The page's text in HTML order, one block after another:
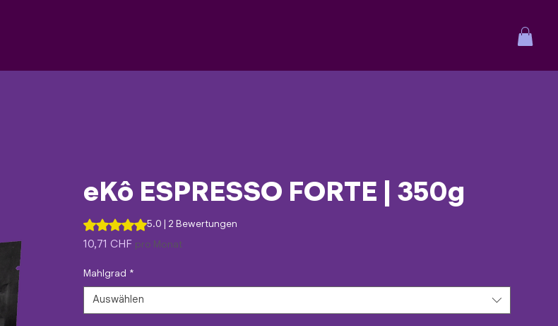
eKô ESPRESSO FORTE | 350g
Das Rating beträgt 5.0 von fünf Sternen, basierend auf 2 Bewertungen.
5.0 | 2 Bewertungen
10,71 CHF Preis
pro Monat
Mahlgrad *
Auswählen